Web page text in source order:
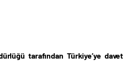
tarafından Türkiye’ye